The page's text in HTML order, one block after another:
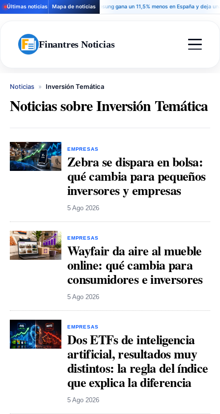
Últimas noticias Mapa de noticiasSamsung gana un 11,5% menos en España y deja una
Finantres Noticias
Noticias » Inversión Temática
Noticias sobre Inversión Temática
EMPRESAS
Zebra se dispara en bolsa:
qué cambia para pequeños
inversores y empresas
5 Ago 2026
EMPRESAS
Wayfair da aire al mueble
online: qué cambia para
consumidores e inversores
5 Ago 2026
EMPRESAS
Dos ETFs de inteligencia
artificial, resultados muy
distintos: la regla del índice
que explica la diferencia
5 Ago 2026